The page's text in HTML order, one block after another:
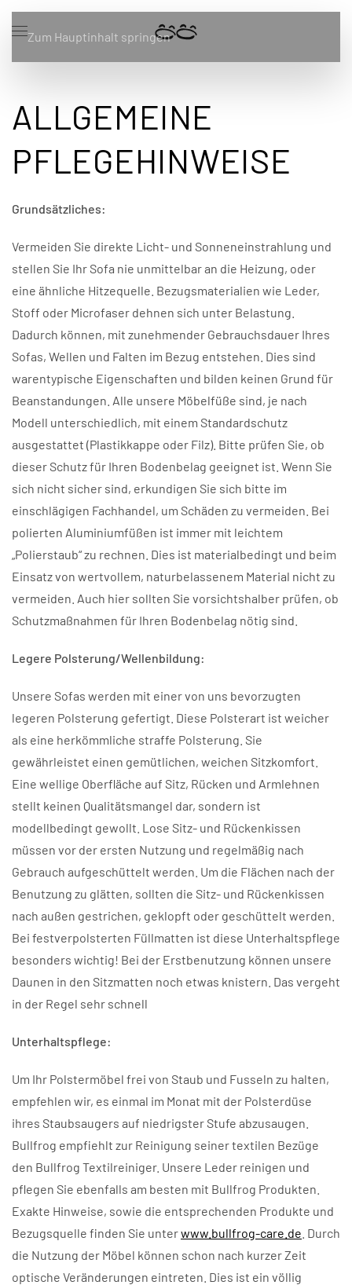
Zum Hauptinhalt springen
ALLGEMEINE
PFLEGEHINWEISE
Grundsätzliches:
Vermeiden Sie direkte Licht- und Sonneneinstrahlung und
stellen Sie Ihr Sofa nie unmittelbar an die Heizung, oder
eine ähnliche Hitzequelle. Bezugsmaterialien wie Leder,
Stoff oder Microfaser dehnen sich unter Belastung.
Dadurch können, mit zunehmender Gebrauchsdauer Ihres
Sofas, Wellen und Falten im Bezug entstehen. Dies sind
warentypische Eigenschaften und bilden keinen Grund für
Beanstandungen. Alle unsere Möbelfüße sind, je nach
Modell unterschiedlich, mit einem Standardschutz
ausgestattet (Plastikkappe oder Filz). Bitte prüfen Sie, ob
dieser Schutz für Ihren Bodenbelag geeignet ist. Wenn Sie
sich nicht sicher sind, erkundigen Sie sich bitte im
einschlägigen Fachhandel, um Schäden zu vermeiden. Bei
polierten Aluminiumfüßen ist immer mit leichtem
„Polierstaub“ zu rechnen. Dies ist materialbedingt und beim
Einsatz von wertvollem, naturbelassenem Material nicht zu
vermeiden. Auch hier sollten Sie vorsichtshalber prüfen, ob
Schutzmaßnahmen für Ihren Bodenbelag nötig sind.
Legere Polsterung/Wellenbildung:
Unsere Sofas werden mit einer von uns bevorzugten
legeren Polsterung gefertigt. Diese Polsterart ist weicher
als eine herkömmliche straffe Polsterung. Sie
gewährleistet einen gemütlichen, weichen Sitzkomfort.
Eine wellige Oberfläche auf Sitz, Rücken und Armlehnen
stellt keinen Qualitätsmangel dar, sondern ist
modellbedingt gewollt. Lose Sitz- und Rückenkissen
müssen vor der ersten Nutzung und regelmäßig nach
Gebrauch aufgeschüttelt werden. Um die Flächen nach der
Benutzung zu glätten, sollten die Sitz- und Rückenkissen
nach außen gestrichen, geklopft oder geschüttelt werden.
Bei festverpolsterten Füllmatten ist diese Unterhaltspflege
besonders wichtig! Bei der Erstbenutzung können unsere
Daunen in den Sitzmatten noch etwas knistern. Das vergeht
in der Regel sehr schnell
Unterhaltspflege:
Um Ihr Polstermöbel frei von Staub und Fusseln zu halten,
empfehlen wir, es einmal im Monat mit der Polsterdüse
ihres Staubsaugers auf niedrigster Stufe abzusaugen.
Bullfrog empfiehlt zur Reinigung seiner textilen Bezüge
den Bullfrog Textilreiniger. Unsere Leder reinigen und
pflegen Sie ebenfalls am besten mit Bullfrog Produkten.
Exakte Hinweise, sowie die entsprechenden Produkte und
Bezugsquelle finden Sie unterwww.bullfrog-care.de . Durch
die Nutzung der Möbel können schon nach kurzer Zeit
optische Veränderungen eintreten. Dies ist ein völlig